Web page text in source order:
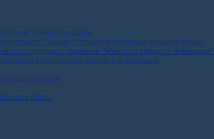
Лабинского района
Собрания Российской Федерации восьмого созыва
городского поселения Лабинского района по
в Конструкцию Российской Федерации
края
района